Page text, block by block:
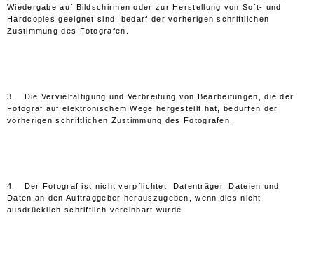
Wiedergabe auf Bildschirmen oder zur Herstellung von Soft- und
Hardcopies geeignet sind, bedarf der vorherigen schriftlichen
Zustimmung des Fotografen.
3. Die Vervielfältigung und Verbreitung von Bearbeitungen, die der
Fotograf auf elektronischem Wege hergestellt hat, bedürfen der
vorherigen schriftlichen Zustimmung des Fotografen.
4. Der Fotograf ist nicht verpflichtet, Datenträger, Dateien und
Daten an den Auftraggeber herauszugeben, wenn dies nicht
ausdrücklich schriftlich vereinbart wurde.